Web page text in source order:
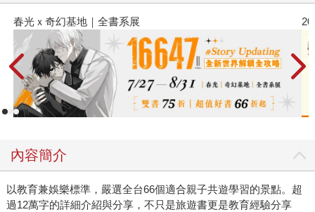
春光ｘ奇幻基地｜全書系展
內容簡介
以教育兼娛樂標準，嚴選全台66個適合親子共遊學習的景點。超
過12萬字的詳細介紹與分享，不只是旅遊書更是教育經驗分享